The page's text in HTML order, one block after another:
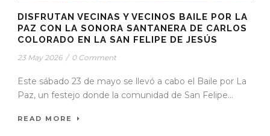
DISFRUTAN VECINAS Y VECINOS BAILE POR LA
PAZ CON LA SONORA SANTANERA DE CARLOS
COLORADO EN LA SAN FELIPE DE JESÚS
23 May 2026 / 0 Comment
Este sábado 23 de mayo se llevó a cabo el Baile por La
Paz, un festejo donde la comunidad de San Felipe...
READ MORE